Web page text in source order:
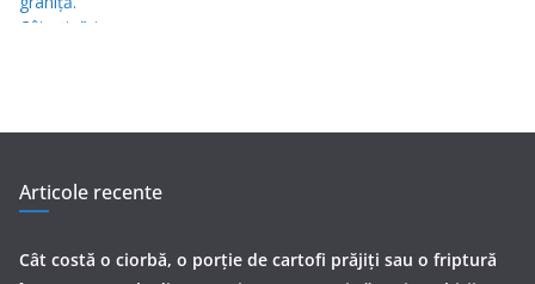
Articole recente
Cât costă o ciorbă, o porţie de cartofi prăjiţi sau o friptură